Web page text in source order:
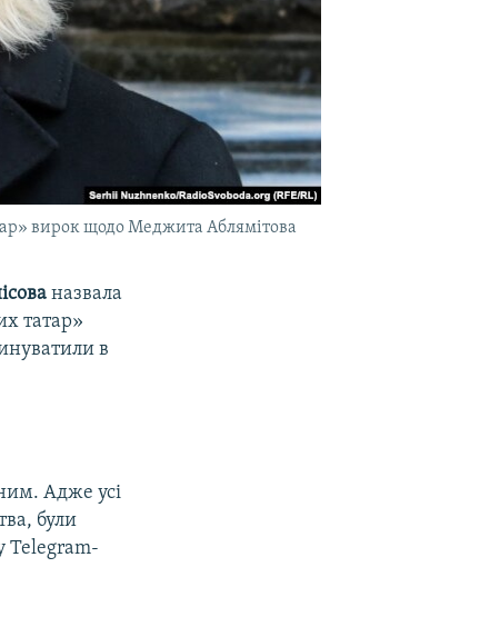
вирок щодо Меджита Аблямітова
назвала
татар»
в
Адже усі
були
Telegram-